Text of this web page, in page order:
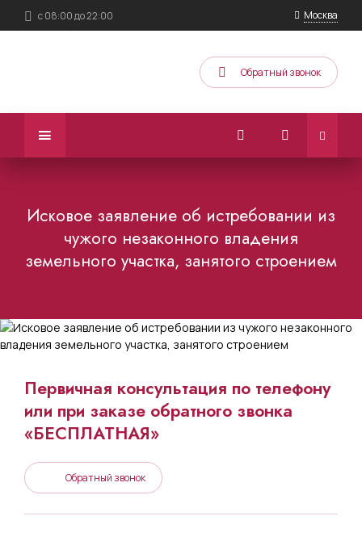
с 08:00 до 22:00 Москва
Обратный звонок
Исковое заявление об истребовании из
чужого незаконного владения
земельного участка, занятого строением
Первичная консультация по телефону
или при заказе обратного звонка
«БЕСПЛАТНАЯ»
Обратный звонок